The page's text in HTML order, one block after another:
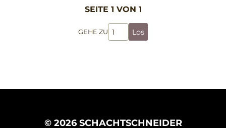
SEITE 1 VON 1
GEHE ZU Los
© 2026 SCHACHTSCHNEIDER